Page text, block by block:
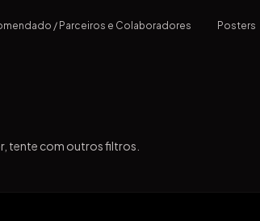
/ Parceiros e Colaboradores
Posters
tente com outros filtros.